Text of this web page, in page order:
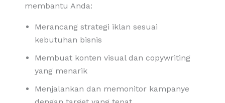
membantu Anda:
Merancang strategi iklan sesuai
kebutuhan bisnis
Membuat konten visual dan copywriting
yang menarik
Menjalankan dan memonitor kampanye